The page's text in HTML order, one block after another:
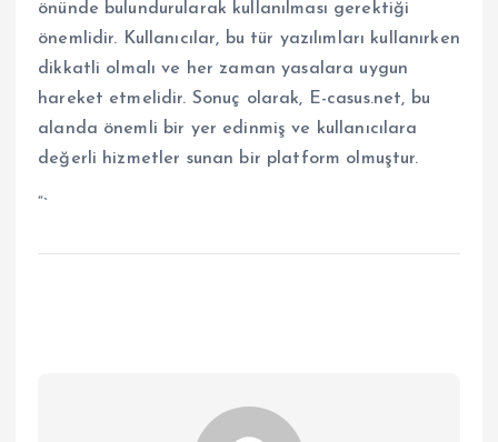
önünde bulundurularak kullanılması gerektiği
önemlidir. Kullanıcılar, bu tür yazılımları kullanırken
dikkatli olmalı ve her zaman yasalara uygun
hareket etmelidir. Sonuç olarak, E-casus.net, bu
alanda önemli bir yer edinmiş ve kullanıcılara
değerli hizmetler sunan bir platform olmuştur.
“`